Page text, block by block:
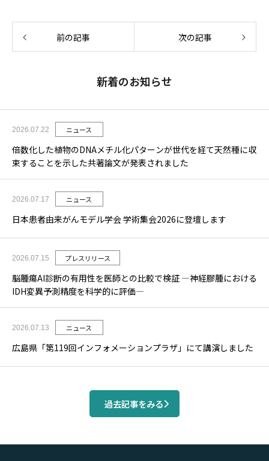
前の記事 次の記事
新着のお知らせ
2026.07.22 ニュース
倍数化した植物のDNAメチル化パターンが世代を経て天然種に収
束することを示した共著論文が発表されました
2026.07.17 ニュース
日本患者由来がんモデル学会 学術集会2026に登壇します
2026.07.15 プレスリリース
脳腫瘍AI診断の有用性を医師との比較で検証 ―神経膠腫における
IDH変異予測精度を科学的に評価―
2026.07.13 ニュース
広島県「第119回インフォメーションプラザ」にて講演しました
過去記事をみる
当社ブース